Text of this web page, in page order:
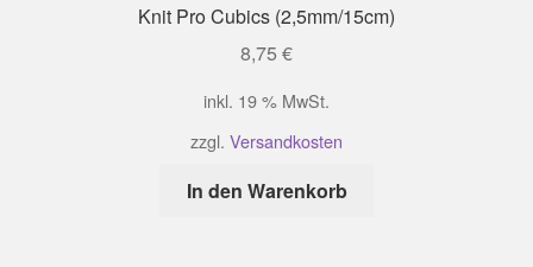
Knit Pro Cubics (2,5mm/15cm)
8,75 €
inkl. 19 % MwSt.
zzgl. Versandkosten
In den Warenkorb